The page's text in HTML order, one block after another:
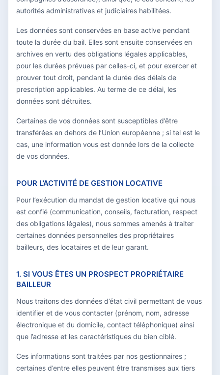
autorités administratives et judiciaires habilitées.
Les données sont conservées en base active pendant
toute la durée du bail. Elles sont ensuite conservées en
archives en vertu des obligations légales applicables,
pour les durées prévues par celles-ci, et pour exercer et
prouver tout droit, pendant la durée des délais de
prescription applicables. Au terme de ce délai, les
données sont détruites.
Certaines de vos données sont susceptibles d’être
transférées en dehors de l’Union européenne ; si tel est le
cas, une information vous est donnée lors de la collecte
de vos données.
POUR L’ACTIVITÉ DE GESTION LOCATIVE
Pour l’exécution du mandat de gestion locative qui nous
est confié (communication, conseils, facturation, respect
des obligations légales), nous sommes amenés à traiter
certaines données personnelles des propriétaires
bailleurs, des locataires et de leur garant.
1. SI VOUS ÊTES UN PROSPECT PROPRIÉTAIRE
BAILLEUR
Nous traitons des données d’état civil permettant de vous
identifier et de vous contacter (prénom, nom, adresse
électronique et du domicile, contact téléphonique) ainsi
que l’adresse et les caractéristiques du bien ciblé.
Ces informations sont traitées par nos gestionnaires ;
certaines d’entre elles peuvent être transmises aux tiers